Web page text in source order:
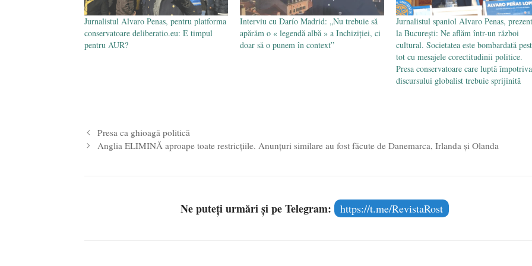
Jurnalistul Alvaro Penas, pentru platforma
conservatoare deliberatio.eu: E timpul
pentru AUR?
Interviu cu Darío Madrid: „Nu trebuie să
apărăm o « legendă albă » a Inchiziției, ci
doar să o punem în context”
Jurnalistul spaniol Alvaro Penas, prezent
la București: Ne aflăm într-un război
cultural. Societatea este bombardată
tot cu mesajele corectitudinii politice.
Presa conservatoare care luptă împotriva
discursului globalist trebuie sprijinită
Presa ca ghioagă politică
Anglia ELIMINĂ aproape toate restricţiile. Anunțuri similare au fost făcute de Danemarca, Irlanda și Olanda
Ne puteți urmări și pe Telegram: https://t.me/RevistaRost